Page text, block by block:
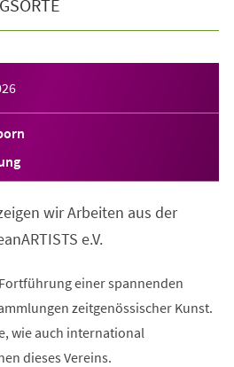
wir Arbeiten aus der
e.V.
einer spannenden
zeitgenössischer Kunst.
wie auch international
dieses Vereins.